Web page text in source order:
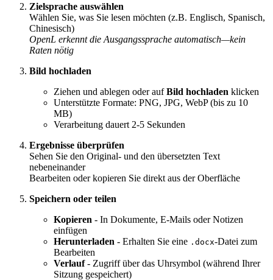
Zielsprache auswählen
Wählen Sie, was Sie lesen möchten (z.B. Englisch, Spanisch,
Chinesisch)
OpenL erkennt die Ausgangssprache automatisch—kein
Raten nötig
Bild hochladen
Ziehen und ablegen oder aufBild hochladen klicken
Unterstützte Formate: PNG, JPG, WebP (bis zu 10
MB)
Verarbeitung dauert 2-5 Sekunden
Ergebnisse überprüfen
Sehen Sie den Original- und den übersetzten Text
nebeneinander
Bearbeiten oder kopieren Sie direkt aus der Oberfläche
Speichern oder teilen
Kopieren - In Dokumente, E-Mails oder Notizen
einfügen
Herunterladen - Erhalten Sie eine .docx-Datei zum
Bearbeiten
Verlauf- Zugriff über das Uhrsymbol (während Ihrer
Sitzung gespeichert)